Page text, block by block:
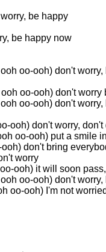
be happy
be happy now
oo-ooh) don't worry,
oo-ooh) don't worry
oo-ooh) don't worry,
ooh) don't worry,
oo-ooh) put a smile
don't bring
worry
ooh) it will soon
oo-ooh) don't worry,
oo-ooh) I'm not